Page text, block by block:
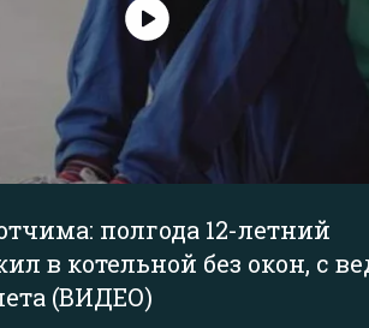
полгода 12-летний
в котельной без окон, с
(ВИДЕО)